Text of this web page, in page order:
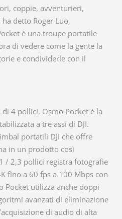
coppie, avventurieri,
detto Roger Luo,
è una troupe portatile
di vedere come la gente la
e condividerle con il
di 4 pollici, Osmo Pocket è la
a tre assi di DJI.
portatili DJI che offre
in un prodotto così
/ 2,3 pollici registra fotografie
fino a 60 fps a 100 Mbps con
Pocket utilizza anche doppi
avanzati di eliminazione
di audio di alta